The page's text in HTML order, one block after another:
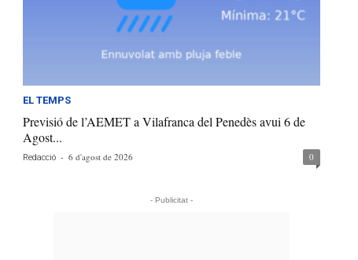
EL TEMPS
Previsió de l’AEMET a Vilafranca del Penedès avui 6 de
Agost...
Redacció - 6 d'agost de 2026 0
- Publicitat -